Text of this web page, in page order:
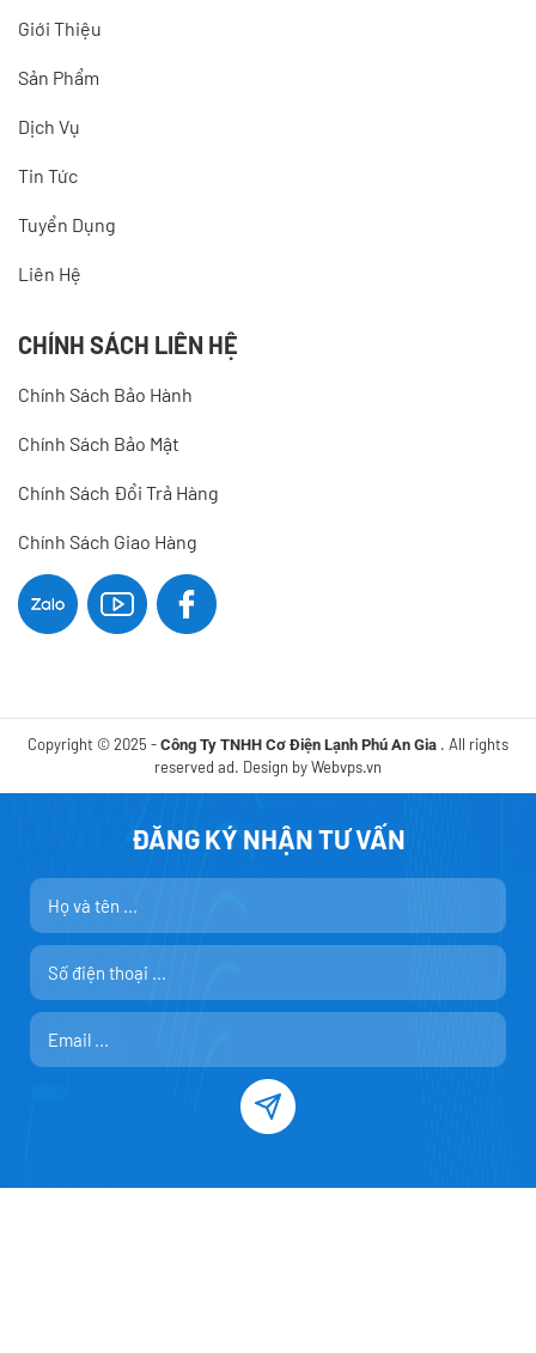
Giới Thiệu
Sản Phẩm
Dịch Vụ
Tin Tức
Tuyển Dụng
Liên Hệ
CHÍNH SÁCH LIÊN HỆ
Chính Sách Bảo Hành
Chính Sách Bảo Mật
Chính Sách Đổi Trả Hàng
Chính Sách Giao Hàng
Copyright © 2025 - Công Ty TNHH Cơ Điện Lạnh Phú An Gia . All rights
reserved ad. Design byWebvps.vn
ĐĂNG KÝ NHẬN TƯ VẤN